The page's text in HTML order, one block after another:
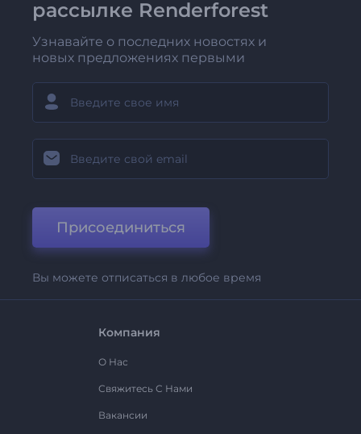
рассылке Renderforest
Узнавайте о последних новостях и
новых предложениях первыми
Присоединиться
Вы можете отписаться в любое время
Компания
О Нас
Свяжитесь С Нами
Вакансии